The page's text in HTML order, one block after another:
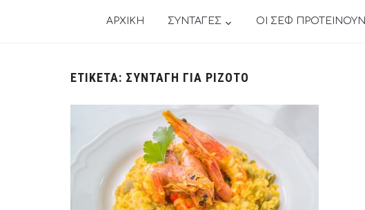
ΑΡΧΙΚΗ ΣΥΝΤΑΓΕΣ ΟΙ ΣΕΦ ΠΡΟΤΕΙΝΟΥΝ
ΕΤΙΚΈΤΑ: ΣΥΝΤΑΓΉ ΓΙΑ ΡΙΖΌΤΟ